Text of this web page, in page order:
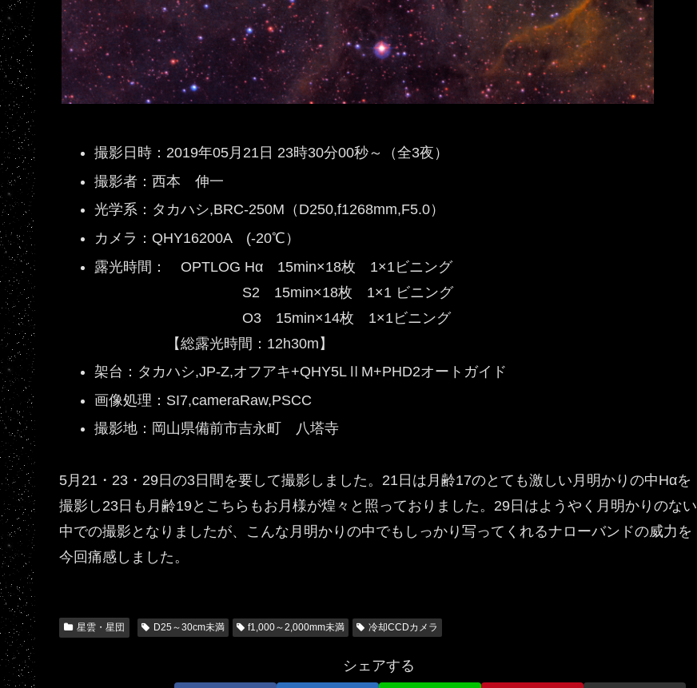
撮影日時：2019年05月21日 23時30分00秒～（全3夜）
撮影者：西本 伸一
光学系：タカハシ,BRC-250M（D250,f1268mm,F5.0）
カメラ：QHY16200A (-20℃）
露光時間： OPTLOG Hα 15min×18枚 1×1ビニング
S2 15min×18枚 1×1 ビニング
O3 15min×14枚 1×1ビニング
【総露光時間：12h30m】
架台：タカハシ,JP-Z,オフアキ+QHY5LⅡM+PHD2オートガイド
画像処理：SI7,cameraRaw,PSCC
撮影地：岡山県備前市吉永町 八塔寺
5月21・23・29日の3日間を要して撮影しました。21日は月齢17のとても激しい月明かりの中Hαを
撮影し23日も月齢19とこちらもお月様が煌々と照っておりました。29日はようやく月明かりのない
中での撮影となりましたが、こんな月明かりの中でもしっかり写ってくれるナローバンドの威力を
今回痛感しました。
星雲・星団 D25～30cm未満 f1,000～2,000mm未満 冷却CCDカメラ
シェアする